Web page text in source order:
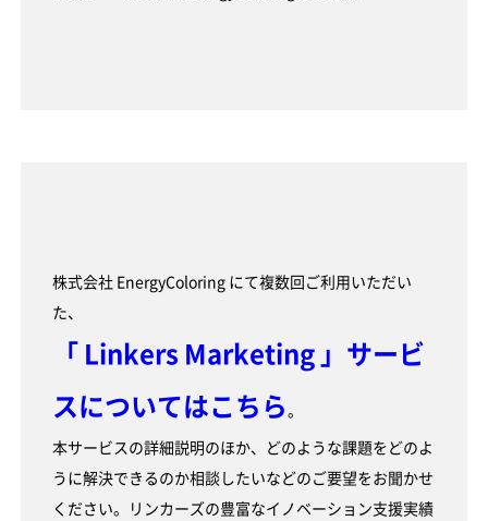
株式会社 EnergyColoring にて複数回ご利用いただい
た、
「 Linkers Marketing 」サービ
スについてはこちら 。
本サービスの詳細説明のほか、どのような課題をどのよ
うに解決できるのか相談したいなどのご要望をお聞かせ
ください。リンカーズの豊富なイノベーション支援実績